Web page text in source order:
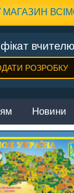
МАГАЗИН
РОЗРОБКУ
Новини